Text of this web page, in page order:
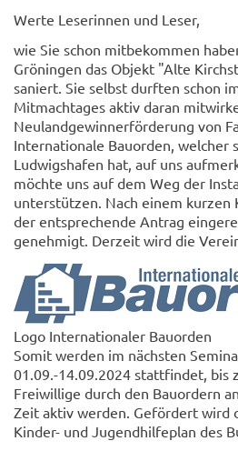
Werte Leserinnen und Leser,
wie Sie schon mitbekommen
Gröningen das Objekt "Alte
saniert. Sie selbst durften schon
Mitmachtages aktiv daran
Neulandgewinnerförderung von
Internationale Bauorden, welcher
Ludwigshafen hat, auf uns
möchte uns auf dem Weg der
unterstützen. Nach einem kurzen
der entsprechende Antrag
genehmigt. Derzeit wird die
Logo Internationaler Bauorden
Somit werden im nächsten
01.09.-14.09.2024 stattfindet, bis
Freiwillige durch den Bauordern
Zeit aktiv werden. Gefördert wird
Kinder- und Jugendhilfeplan des